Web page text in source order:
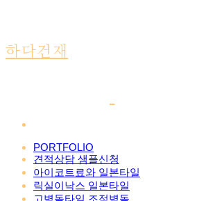
하다건재
PORTFOLIO
견적상담 샘플신청
아이코트료와 일본타일
릭실이낙스 일본타일